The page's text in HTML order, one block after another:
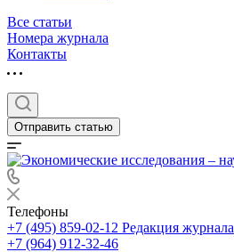
Все статьи
Номера журнала
Контакты
Отправить статью
Телефоны
+7 (495) 859-02-12 Редакция журнала
+7 (964) 912-32-46